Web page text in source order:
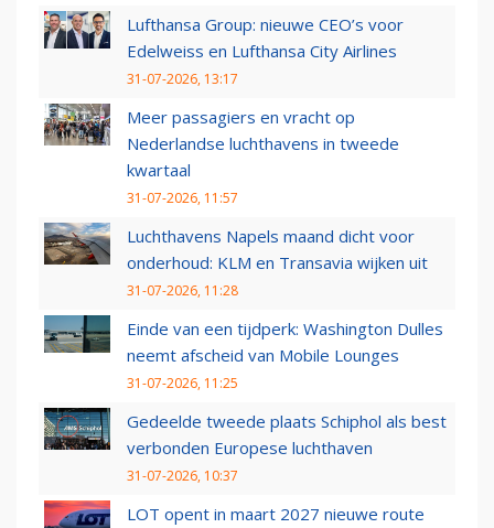
Lufthansa Group: nieuwe CEO’s voor
Edelweiss en Lufthansa City Airlines
31-07-2026, 13:17
Meer passagiers en vracht op
Nederlandse luchthavens in tweede
kwartaal
31-07-2026, 11:57
Luchthavens Napels maand dicht voor
onderhoud: KLM en Transavia wijken uit
31-07-2026, 11:28
Einde van een tijdperk: Washington Dulles
neemt afscheid van Mobile Lounges
31-07-2026, 11:25
Gedeelde tweede plaats Schiphol als best
verbonden Europese luchthaven
31-07-2026, 10:37
LOT opent in maart 2027 nieuwe route